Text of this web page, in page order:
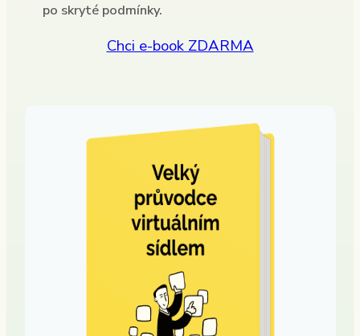
po skryté podmínky.
Chci e-book ZDARMA